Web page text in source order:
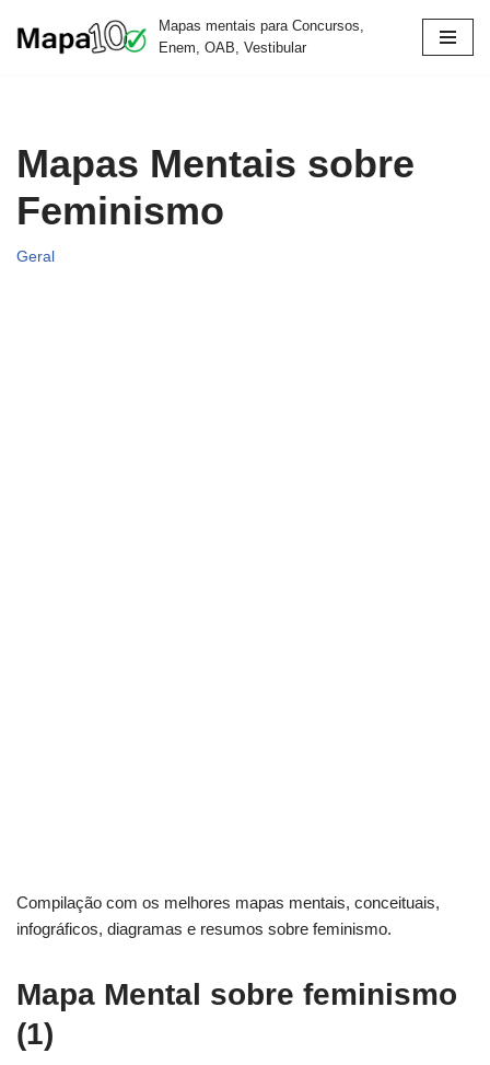
Mapas mentais para Concursos,
Enem, OAB, Vestibular
Mapas Mentais sobre
Feminismo
Geral
Compilação com os melhores mapas mentais, conceituais,
infográficos, diagramas e resumos sobre feminismo.
Mapa Mental sobre feminismo
(1)